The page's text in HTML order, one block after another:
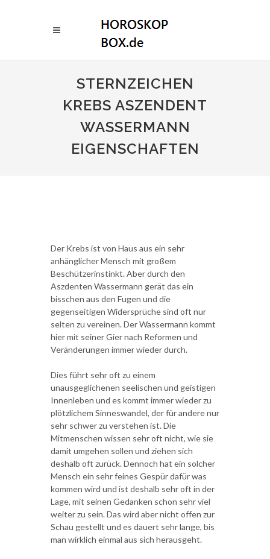
STERNZEICHEN
KREBS ASZENDENT
WASSERMANN
EIGENSCHAFTEN
Der Krebs ist von Haus aus ein sehr
anhänglicher Mensch mit großem
Beschützerinstinkt. Aber durch den
Aszdenten Wassermann gerät das ein
bisschen aus den Fugen und die
gegenseitigen Widersprüche sind oft nur
selten zu vereinen. Der Wassermann kommt
hier mit seiner Gier nach Reformen und
Veränderungen immer wieder durch.
Dies führt sehr oft zu einem
unausgeglichenen seelischen und geistigen
Innenleben und es kommt immer wieder zu
plötzlichem Sinneswandel, der für andere nur
sehr schwer zu verstehen ist. Die
Mitmenschen wissen sehr oft nicht, wie sie
damit umgehen sollen und ziehen sich
deshalb oft zurück. Dennoch hat ein solcher
Mensch ein sehr feines Gespür dafür was
kommen wird und ist deshalb sehr oft in der
Lage, mit seinen Gedanken schon sehr viel
weiter zu sein. Das wird aber nicht offen zur
Schau gestellt und es dauert sehr lange, bis
man wirklich einmal aus sich herausgeht.